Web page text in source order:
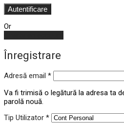
Autentificare
Or
Înregistrare
Adresă email *
Va fi trimisă o legătură la adresa ta
parolă nouă.
Tip Utilizator *